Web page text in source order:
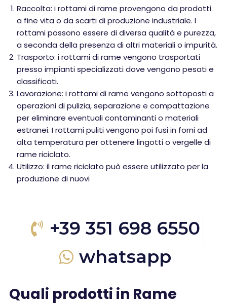
Raccolta: i rottami di rame provengono da prodotti
a fine vita o da scarti di produzione industriale. I
rottami possono essere di diversa qualità e purezza,
a seconda della presenza di altri materiali o impurità.
Trasporto: i rottami di rame vengono trasportati
presso impianti specializzati dove vengono pesati e
classificati.
Lavorazione: i rottami di rame vengono sottoposti a
operazioni di pulizia, separazione e compattazione
per eliminare eventuali contaminanti o materiali
estranei. I rottami puliti vengono poi fusi in forni ad
alta temperatura per ottenere lingotti o vergelle di
rame riciclato.
Utilizzo: il rame riciclato può essere utilizzato per la
produzione di nuovi
+39 351 698 6550
whatsapp
Quali prodotti in Rame